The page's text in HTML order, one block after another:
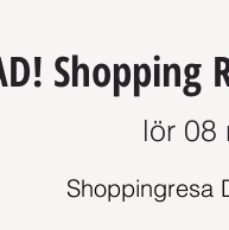
lör 08
Shoppingresa